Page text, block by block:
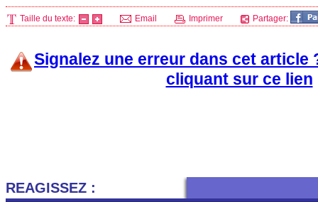
Taille du texte: Email Imprimer Partager:
Signalez une erreur dans cet article
cliquant sur ce lien
REAGISSEZ :